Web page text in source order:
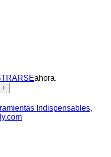
ahora.
Indispensables,